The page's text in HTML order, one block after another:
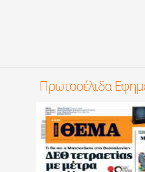
Πρωτοσέλιδα